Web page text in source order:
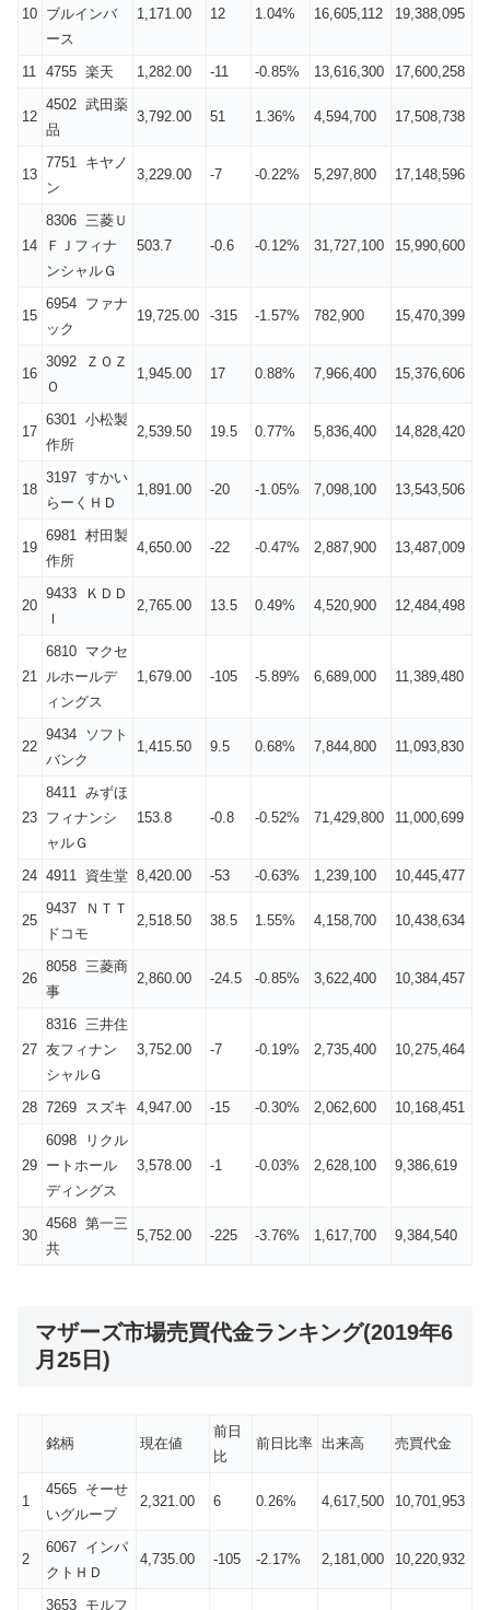
10 ブルインバ
ース
1,171.00 12 1.04% 16,605,112 19,388,095
11 4755 楽天 1,282.00 -11 -0.85% 13,616,300 17,600,258
12
4502 武田薬
品
3,792.00 51 1.36% 4,594,700 17,508,738
13
7751 キヤノ
ン
3,229.00 -7 -0.22% 5,297,800 17,148,596
14
8306 三菱Ｕ
ＦＪフィナ
ンシャルＧ
503.7 -0.6 -0.12% 31,727,100 15,990,600
15
6954 ファナ
ック
19,725.00 -315 -1.57% 782,900 15,470,399
16
3092 ＺＯＺ
Ｏ
1,945.00 17 0.88% 7,966,400 15,376,606
17
6301 小松製
作所
2,539.50 19.5 0.77% 5,836,400 14,828,420
18
3197 すかい
らーくＨＤ
1,891.00 -20 -1.05% 7,098,100 13,543,506
19
6981 村田製
作所
4,650.00 -22 -0.47% 2,887,900 13,487,009
20
9433 ＫＤＤ
Ｉ
2,765.00 13.5 0.49% 4,520,900 12,484,498
21
6810 マクセ
ルホールデ
ィングス
1,679.00 -105 -5.89% 6,689,000 11,389,480
22
9434 ソフト
バンク
1,415.50 9.5 0.68% 7,844,800 11,093,830
23
8411 みずほ
フィナンシ
ャルＧ
153.8 -0.8 -0.52% 71,429,800 11,000,699
24 4911 資生堂 8,420.00 -53 -0.63% 1,239,100 10,445,477
25
9437 ＮＴＴ
ドコモ
2,518.50 38.5 1.55% 4,158,700 10,438,634
26
8058 三菱商
事
2,860.00 -24.5 -0.85% 3,622,400 10,384,457
27
8316 三井住
友フィナン
シャルＧ
3,752.00 -7 -0.19% 2,735,400 10,275,464
28 7269 スズキ 4,947.00 -15 -0.30% 2,062,600 10,168,451
29
6098 リクル
ートホール
ディングス
3,578.00 -1 -0.03% 2,628,100 9,386,619
30
4568 第一三
共
5,752.00 -225 -3.76% 1,617,700 9,384,540
マザーズ市場売買代金ランキング(2019年6
月25日)
銘柄 現在値
前日
比
前日比率 出来高 売買代金
1
4565 そーせ
いグループ
2,321.00 6 0.26% 4,617,500 10,701,953
2
6067 インパ
クトＨＤ
4,735.00 -105 -2.17% 2,181,000 10,220,932
3653 モルフ